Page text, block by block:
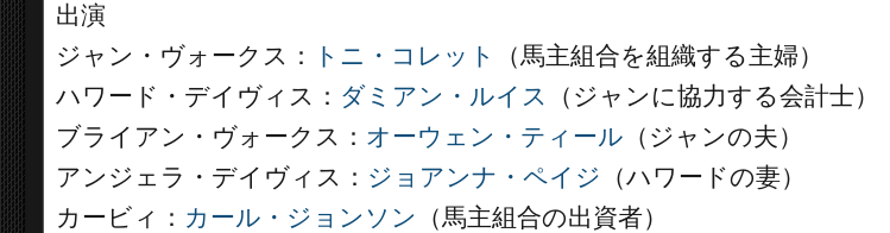
出演
ジャン・ヴォークス：
トニ・コレット
（馬主組合を組織する主婦）
ハワード・デイヴィス： ダミアン・ルイス
（ジャンに協力する会計士）
ブライアン・ヴォークス： オーウェン・ティール （ジャンの夫）
アンジェラ・デイヴィス： ジョアンナ・ペイジ （ハワードの妻）
カービィ： カール・ジョンソン
（馬主組合の出資者）